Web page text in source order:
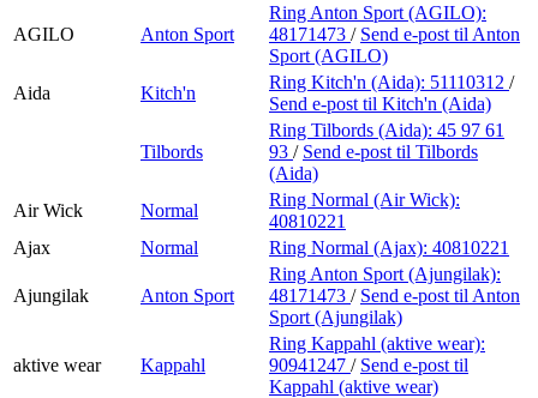
AGILO Anton Sport
Ring Anton Sport (AGILO):
48171473 / Send e-post til Anton
Sport (AGILO)
Aida
Kitch'n
Ring Kitch'n (Aida): 51110312 /
Send e-post til Kitch'n (Aida)
Tilbords
Ring Tilbords (Aida): 45 97 61
93 / Send e-post til Tilbords
(Aida)
Air Wick
Normal
Ring Normal (Air Wick):
40810221
Ajax
Normal Ring Normal (Ajax): 40810221
Ajungilak Anton Sport
Ring Anton Sport (Ajungilak):
48171473 / Send e-post til Anton
Sport (Ajungilak)
aktive wear Kappahl
Ring Kappahl (aktive wear):
90941247 / Send e-post til
Kappahl (aktive wear)